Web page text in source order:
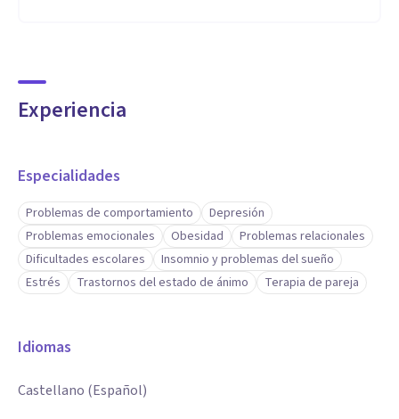
Experiencia
Especialidades
Problemas de comportamiento
Depresión
Problemas emocionales
Obesidad
Problemas relacionales
Dificultades escolares
Insomnio y problemas del sueño
Estrés
Trastornos del estado de ánimo Terapia de pareja
Idiomas
Castellano (Español)